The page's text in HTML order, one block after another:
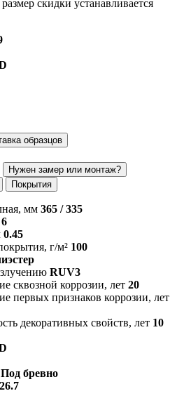
скидки устанавливается
образцов
Нужен замер или монтаж?
Покрытия
мм 365 / 335
0.45
г/м² 100
RUV3
сквозной коррозии, лет 20
первых признаков коррозии, лет
декоративных свойств, лет 10
Под бревно
26.7